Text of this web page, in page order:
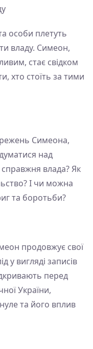
особи плетуть
владу. Симеон,
стає свідком
хто стоїть за тими
Симеона,
над
влада? Як
І чи можна
та боротьби?
продовжує свої
у вигляді записів
перед
України,
та його вплив